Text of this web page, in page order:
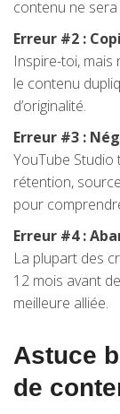
contenu ne
Erreur #2 :
Inspire-toi, mais
le contenu
d’originalité.
Erreur #3 :
YouTube Studio
rétention,
pour
Erreur #4 :
La plupart des
12 mois avant
meilleure alliée.
Astuce
de